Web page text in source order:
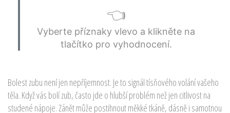
👈
Vyberte příznaky vlevo a klikněte na
tlačítko pro vyhodnocení.
Bolest zubu není jen nepříjemnost. Je to signál tísňového volání vašeho
těla. Když vás bolí zub, často jde o hlubší problém než jen citlivost na
studené nápoje. Zánět může postihnout měkké tkáně, dásně i samotnou